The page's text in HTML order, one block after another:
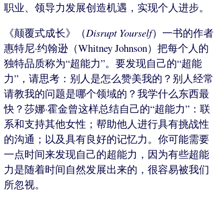
职业、领导力发展创造机遇，实现个人进步。
《颠覆式成长》（Disrupt Yourself）一书的作者
惠特尼·约翰逊（Whitney Johnson）把每个人的
独特品质称为“超能力”。要发现自己的“超能
力”，请思考：别人是怎么赞美我的？别人经常
请教我的问题是哪个领域的？我学什么东西最
快？莎娜·霍金曾这样总结自己的“超能力”：联
系和支持其他女性；帮助他人进行具有挑战性
的沟通；以及具有良好的记忆力。你可能需要
一点时间来发现自己的超能力，因为有些超能
力是随着时间自然发展出来的，很容易被我们
所忽视。